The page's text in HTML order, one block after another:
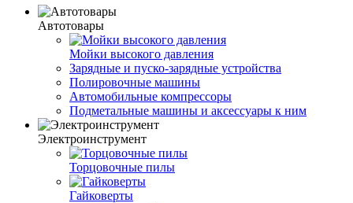
Автотовары
Мойки высокого давления
Зарядные и пуско-зарядные устройства
Полировочные машины
Автомобильные компрессоры
Подметальные машины и аксессуары к ним
Электроинструмент
Торцовочные пилы
Гайковерты